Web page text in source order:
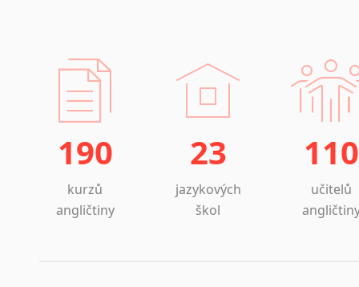
190
kurzů
angličtiny
23
jazykových
škol
110
učitelů